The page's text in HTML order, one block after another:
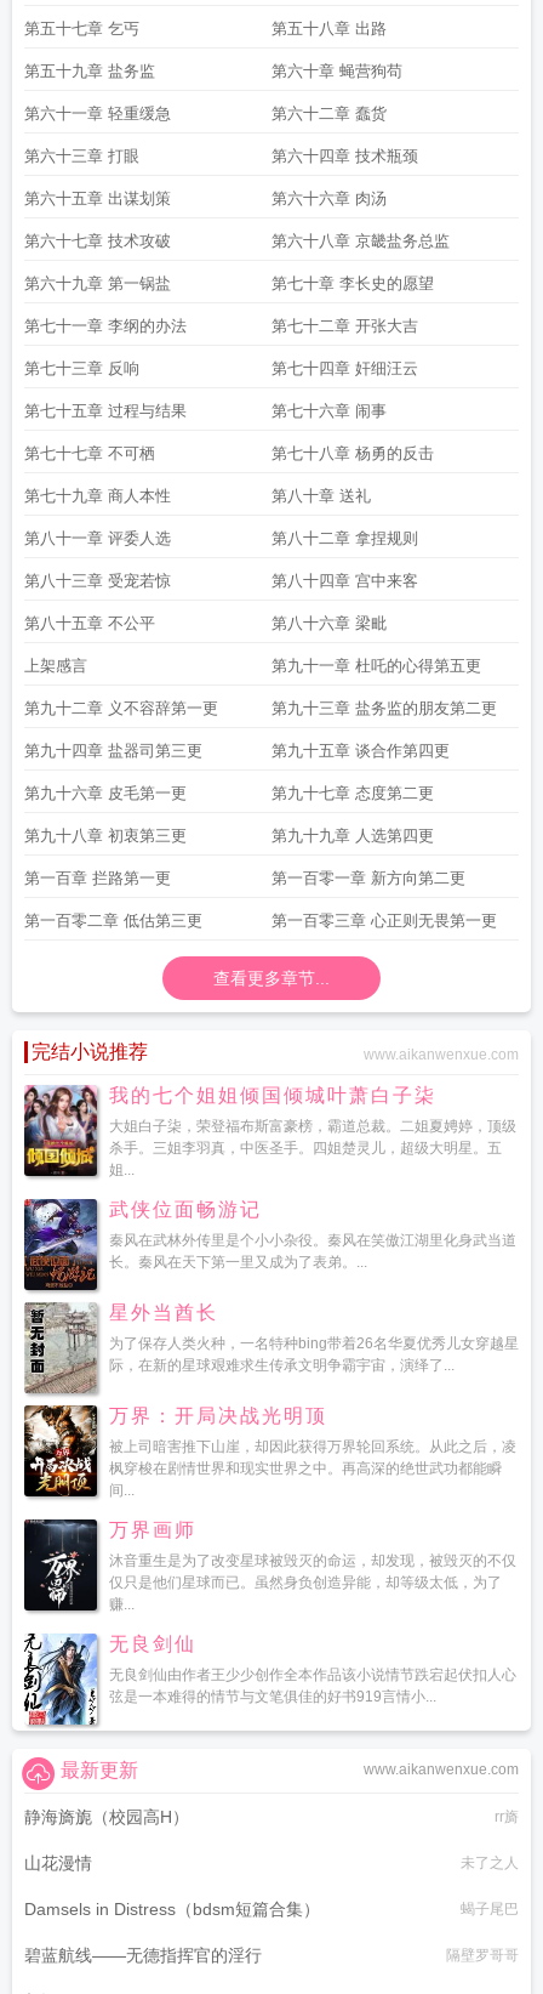
第五十七章 乞丐 第五十八章 出路
第五十九章 盐务监 第六十章 蝇营狗苟
第六十一章 轻重缓急 第六十二章 蠢货
第六十三章 打眼 第六十四章 技术瓶颈
第六十五章 出谋划策 第六十六章 肉汤
第六十七章 技术攻破 第六十八章 京畿盐务总监
第六十九章 第一锅盐 第七十章 李长史的愿望
第七十一章 李纲的办法 第七十二章 开张大吉
第七十三章 反响 第七十四章 奸细汪云
第七十五章 过程与结果 第七十六章 闹事
第七十七章 不可栖 第七十八章 杨勇的反击
第七十九章 商人本性 第八十章 送礼
第八十一章 评委人选 第八十二章 拿捏规则
第八十三章 受宠若惊 第八十四章 宫中来客
第八十五章 不公平 第八十六章 梁毗
上架感言 第九十一章 杜吒的心得第五更
第九十二章 义不容辞第一更 第九十三章 盐务监的朋友第二更
第九十四章 盐器司第三更 第九十五章 谈合作第四更
第九十六章 皮毛第一更 第九十七章 态度第二更
第九十八章 初衷第三更 第九十九章 人选第四更
第一百章 拦路第一更 第一百零一章 新方向第二更
第一百零二章 低估第三更 第一百零三章 心正则无畏第一更
查看更多章节...
完结小说推荐 www.aikanwenxue.com
我的七个姐姐倾国倾城叶萧白子柒
大姐白子柒，荣登福布斯富豪榜，霸道总裁。二姐夏娉婷，顶级
杀手。三姐李羽真，中医圣手。四姐楚灵儿，超级大明星。五
姐...
武侠位面畅游记
秦风在武林外传里是个小小杂役。秦风在笑傲江湖里化身武当道
长。秦风在天下第一里又成为了表弟。...
星外当酋长
为了保存人类火种，一名特种bing带着26名华夏优秀儿女穿越星
际，在新的星球艰难求生传承文明争霸宇宙，演绎了...
万界：开局决战光明顶
被上司暗害推下山崖，却因此获得万界轮回系统。从此之后，凌
枫穿梭在剧情世界和现实世界之中。再高深的绝世武功都能瞬
间...
万界画师
沐音重生是为了改变星球被毁灭的命运，却发现，被毁灭的不仅
仅只是他们星球而已。虽然身负创造异能，却等级太低，为了
赚...
无良剑仙
无良剑仙由作者王少少创作全本作品该小说情节跌宕起伏扣人心
弦是一本难得的情节与文笔俱佳的好书919言情小...
www.aikanwenxue.com
最新更新
静海旖旎（校园高H） rr旖
山花漫情 未了之人
Damsels in Distress（bdsm短篇合集） 蝎子尾巴
碧蓝航线——无德指挥官的淫行 隔壁罗哥哥